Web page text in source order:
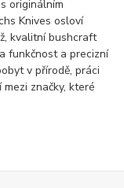
originálním
Knives osloví
kvalitní bushcraft
funkčnost a precizní
v přírodě, práci
značky, které